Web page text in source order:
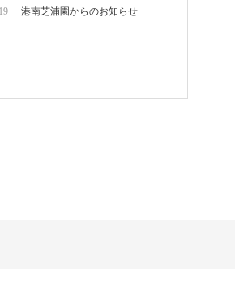
港南芝浦園からのお知らせ